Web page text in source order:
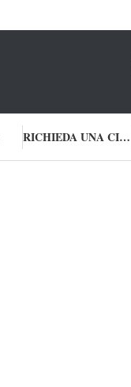
RICHIEDA UNA CITAZIONE